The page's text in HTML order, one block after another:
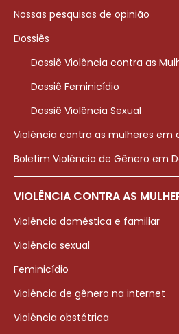
Nossas pesquisas de opinião
Dossiês
Dossiê Violência contra as
Dossiê Feminicídio
Dossiê Violência Sexual
Violência contra as mulheres em
Boletim Violência de Gênero em
VIOLÊNCIA CONTRA AS
Violência doméstica e familiar
Violência sexual
Feminicídio
Violência de gênero na internet
Violência obstétrica